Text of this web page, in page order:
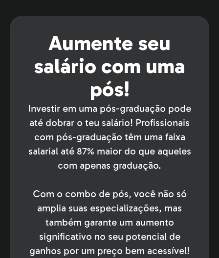
Aumente seu
salário com uma
pós!
Investir em uma pós-graduação pode
até dobrar o teu salário! Profissionais
com pós-graduação têm uma faixa
salarial até 87% maior do que aqueles
com apenas graduação.
Com o combo de pós, você não só
amplia suas especializações, mas
também garante um aumento
significativo no seu potencial de
ganhos por um preço bem acessível!